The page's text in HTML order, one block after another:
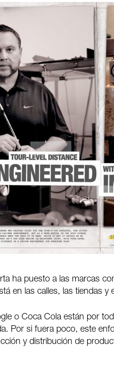
ha puesto a las marcas
en las calles, las tiendas y
o Coca Cola están por
Por si fuera poco, este
y distribución de